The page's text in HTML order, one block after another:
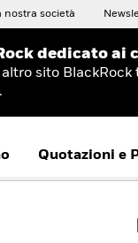
nostra società
dedicato
sito
.
Quotazioni e